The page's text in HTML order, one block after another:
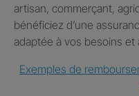
artisan, commerçant,
bénéficiez d’une
adaptée à vos besoins et
Exemples de